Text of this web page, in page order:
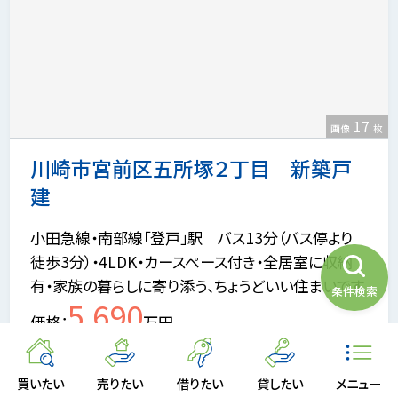
買いたい 売りたい 借りたい 貸したい メニュー
川崎市宮前区五所塚２丁目 新築戸
建
画像 17 枚
小田急線・南部線「登戸」駅 バス13分（バス停より
徒歩3分）・4LDK・カースペース付き・全居室に収納
有・家族の暮らしに寄り添う、ちょうどいい住まいです
価格 5,690万円
所在地
川崎市宮前区五所塚２丁目
交通
南武線「宿河原」駅徒歩21分
条件検索